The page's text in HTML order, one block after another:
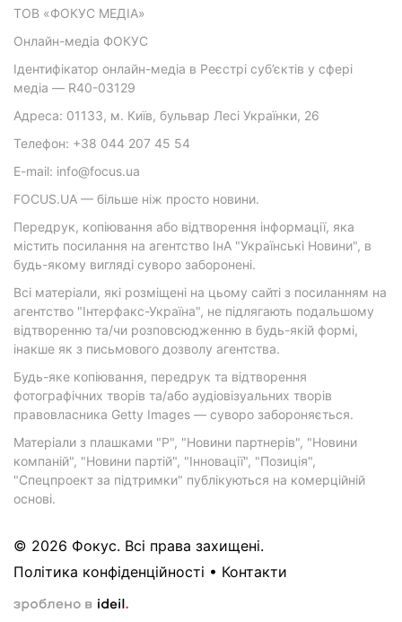
ТОВ «ФОКУС МЕДІА»
Онлайн-медіа ФОКУС
Ідентифікатор онлайн-медіа в Реєстрі суб’єктів у сфері
медіа — R40-03129
Адреса: 01133, м. Київ, бульвар Лесі Українки, 26
Телефон: +38 044 207 45 54
E-mail: info@focus.ua
FOCUS.UA — більше ніж просто новини.
Передрук, копіювання або відтворення інформації, яка
містить посилання на агентство ІнА "Українські Новини", в
будь-якому вигляді суворо заборонені.
Всі матеріали, які розміщені на цьому сайті з посиланням на
агентство "Інтерфакс-Україна", не підлягають подальшому
відтворенню та/чи розповсюдженню в будь-якій формі,
інакше як з письмового дозволу агентства.
Будь-яке копіювання, передрук та відтворення
фотографічних творів та/або аудіовізуальних творів
правовласника Getty Images — суворо забороняється.
Матеріали з плашками "Р", "Новини партнерів", "Новини
компаній", "Новини партій", "Інновації", "Позиція",
"Спецпроект за підтримки" публікуються на комерційній
основі.
© 2026 Фокус. Всі права захищені.
Політика конфіденційності • Контакти